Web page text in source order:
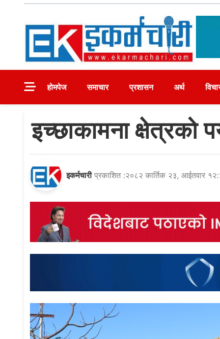
होमपेज
समाचार प्रशासन अर्थ
इच्छाकामना क्षेत्रको
इकर्मचारी प्रकाशित :२०८२ कार्तिक २३, आईतवार